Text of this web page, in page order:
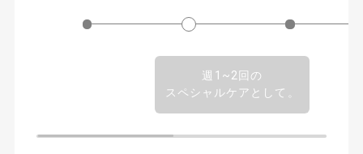
週1~2回の
スペシャルケアとして。